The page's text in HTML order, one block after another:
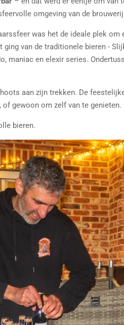
omgeving van de
was het de ideale plek om
van de traditionele bieren -
maniac en elexir series.
aan zijn trekken. De
gewoon om zelf van te genieten.
bieren.